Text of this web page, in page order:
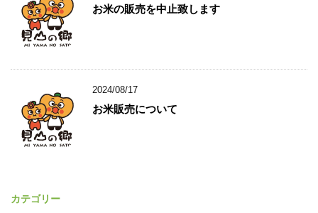
お米の販売を中止致します
2024/08/17
お米販売について
カテゴリー